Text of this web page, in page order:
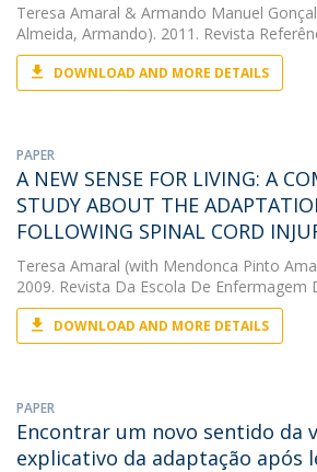
Teresa Amaral & Armando Manuel
Almeida, Armando). 2011. Revista
DOWNLOAD AND MORE DETAILS
PAPER
A NEW SENSE FOR LIVING: A
STUDY ABOUT THE
FOLLOWING SPINAL CORD
Teresa Amaral (with Mendonca Pinto
2009. Revista Da Escola De Enfermagem
DOWNLOAD AND MORE DETAILS
PAPER
Encontrar um novo sentido da
explicativo da adaptação após